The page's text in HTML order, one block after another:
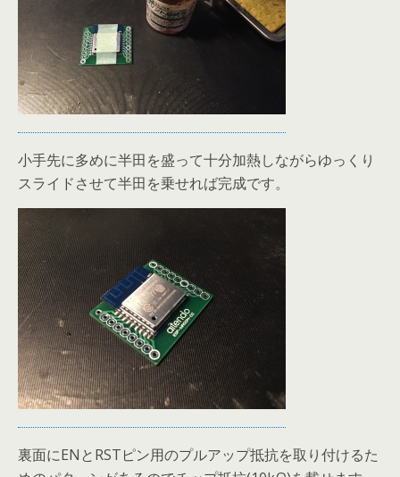
小手先に多めに半田を盛って十分加熱しながらゆっくり
スライドさせて半田を乗せれば完成です。
裏面にENとRSTピン用のプルアップ抵抗を取り付けるた